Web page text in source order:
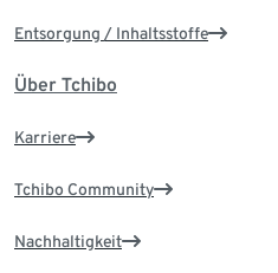
Entsorgung / Inhaltsstoffe
Über Tchibo
Karriere
Tchibo Community
Nachhaltigkeit